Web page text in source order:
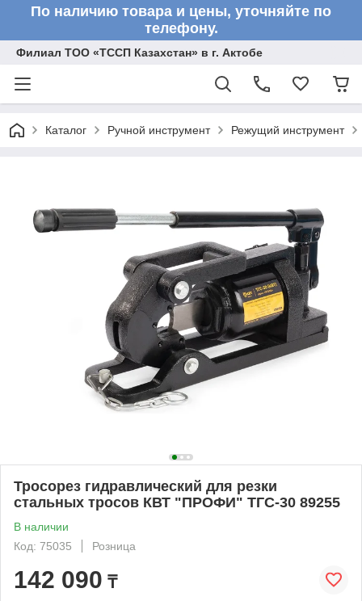
По наличию товара и цены, уточняйте по
телефону.
Филиал ТОО «ТССП Казахстан» в г. Актобе
Каталог Ручной инструмент Режущий инструмент
Тросорез гидравлический для резки
стальных тросов КВТ "ПРОФИ" ТГС-30 89255
В наличии
Код: 75035
Розница
142 090 ₸